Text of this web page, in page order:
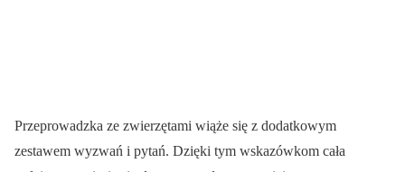
Przeprowadzka ze zwierzętami wiąże się z dodatkowym
zestawem wyzwań i pytań. Dzięki tym wskazówkom cała